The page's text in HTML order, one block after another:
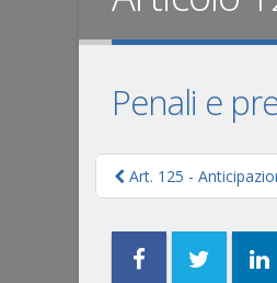
Penali e
Art. 125 -